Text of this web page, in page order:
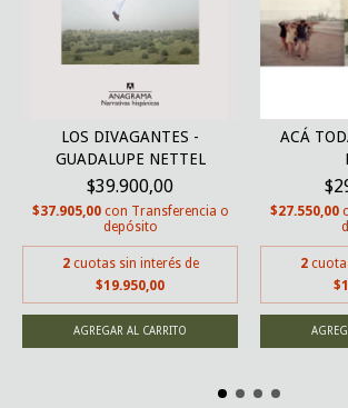
LOS DIVAGANTES -
GUADALUPE NETTEL
$39.900,00
$37.905,00 con Transferencia o
depósito
2 cuotas sin interés de
$19.950,00
ACÁ
$27.550,00
2